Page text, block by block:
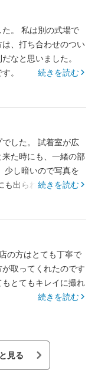
。 私は別の式場で
、打ち合わせのつい
なと思いました。
。
続きを読む
した。 試着室が広
た時にも、一緒の部
少し暗いので写真を
も出られたので、出
続きを読む
の方はとても丁寧で
取ってくれたのです
とてもキレイに撮れ
続きを読む
見る